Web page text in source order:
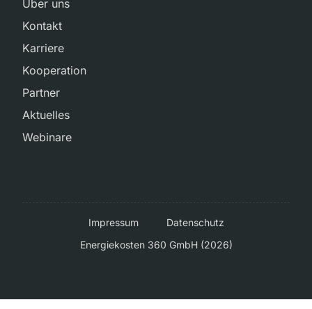
Über uns
Kontakt
Karriere
Kooperation
Partner
Aktuelles
Webinare
Energiekosten 360 GmbH (2026)
Impressum Datenschutz